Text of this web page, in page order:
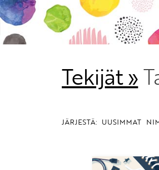
Tekijät »
JÄRJESTÄ: UUSIMMAT